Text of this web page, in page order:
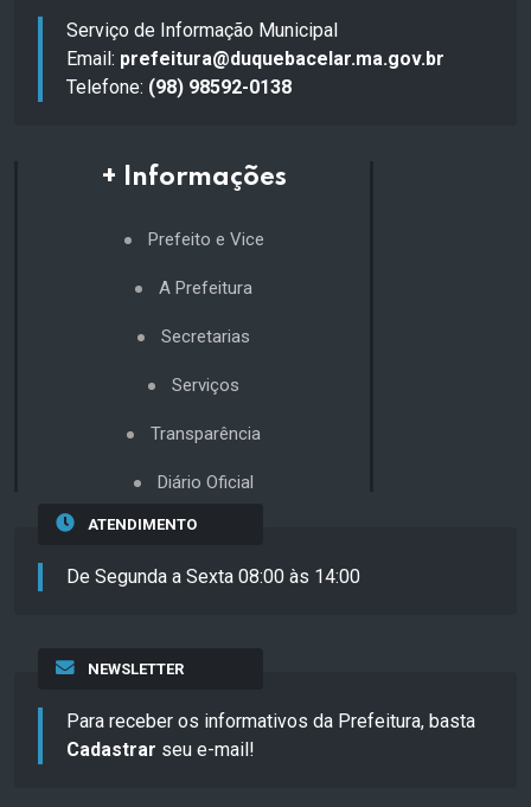
Serviço de Informação Municipal
Email: prefeitura@duquebacelar.ma.gov.br
Telefone: (98) 98592-0138
+ Informações
Prefeito e Vice
A Prefeitura
Secretarias
Serviços
Transparência
Diário Oficial
ATENDIMENTO
De Segunda a Sexta 08:00 às 14:00
NEWSLETTER
Para receber os informativos da Prefeitura, basta
Cadastrar seu e-mail!